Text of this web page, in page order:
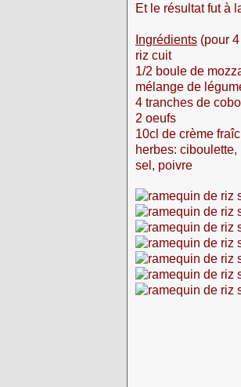
Et le résultat fut à
Ingrédients (pour
riz cuit
1/2 boule de
mélange de
4 tranches de
2 oeufs
10cl de crème
herbes: ciboulette,
sel, poivre